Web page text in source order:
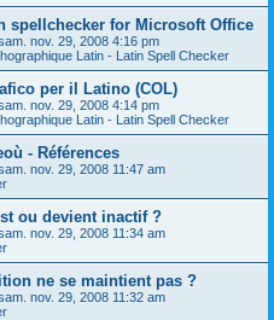
spellchecker for Microsoft Office
nov. 29, 2008 4:16 pm
Latin - Latin Spell Checker
per il Latino (COL)
nov. 29, 2008 4:14 pm
Latin - Latin Spell Checker
- Références
nov. 29, 2008 11:47 am
ou devient inactif ?
nov. 29, 2008 11:34 am
ne se maintient pas ?
nov. 29, 2008 11:32 am